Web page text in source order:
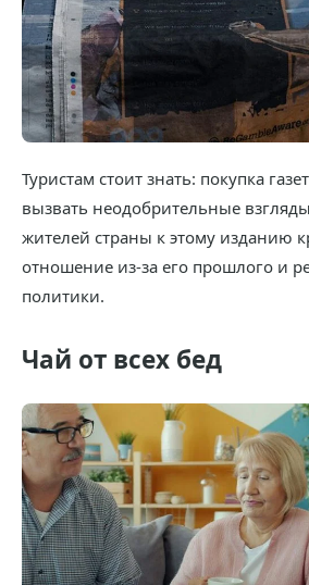
Туристам стоит знать: покупка
вызвать неодобрительные
жителей страны к этому изданию
отношение из-за его прошлого и
политики.
Чай от всех бед